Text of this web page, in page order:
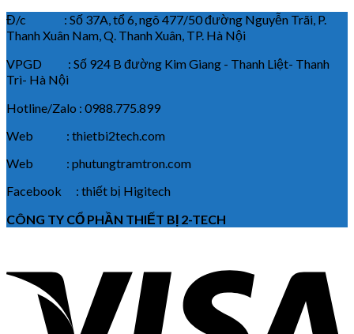
Đ/c : Số 37A, tổ 6, ngõ 477/50 đường Nguyễn Trãi, P.
Thanh Xuân Nam, Q. Thanh Xuân, TP. Hà Nội
VPGD : Số 924 B đường Kim Giang - Thanh Liệt- Thanh
Trì- Hà Nội
Hotline/Zalo : 0988.775.899
Web : thietbi2tech.com
Web : phutungtramtron.com
Facebook : thiết bị Higitech
CÔNG TY CỔ PHẦN THIẾT BỊ 2-TECH